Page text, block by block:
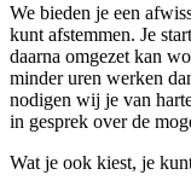
We bieden je een
kunt afstemmen. Je
daarna omgezet kan
minder uren werken
nodigen wij je van
in gesprek over de
Wat je ook kiest, je